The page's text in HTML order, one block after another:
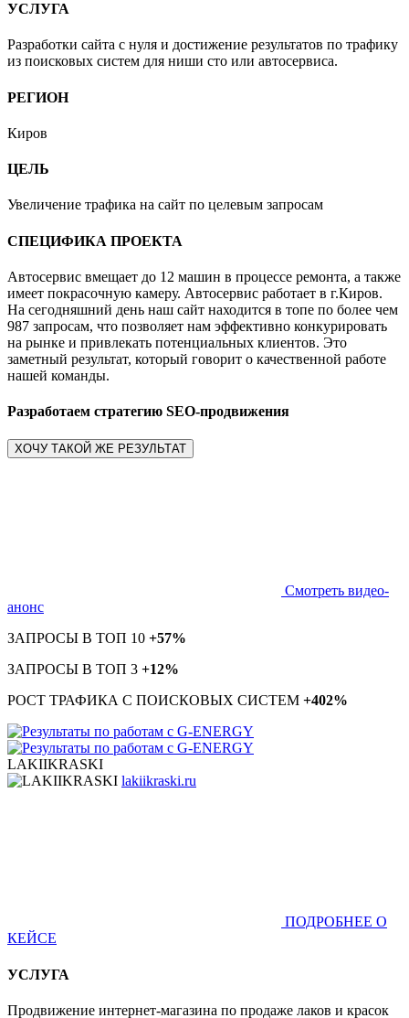
УСЛУГА
Разработки сайта с нуля и достижение результатов по трафику
из поисковых систем для ниши сто или автосервиса.
РЕГИОН
Киров
ЦЕЛЬ
Увеличение трафика на сайт по целевым запросам
СПЕЦИФИКА ПРОЕКТА
Автосервис вмещает до 12 машин в процессе ремонта, а также
имеет покрасочную камеру. Автосервис работает в г.Киров.
На сегодняшний день наш сайт находится в топе по более чем
987 запросам, что позволяет нам эффективно конкурировать
на рынке и привлекать потенциальных клиентов. Это
заметный результат, который говорит о качественной работе
нашей команды.
Разработаем стратегию SEO-продвижения
ХОЧУ ТАКОЙ ЖЕ РЕЗУЛЬТАТ
Смотреть видео-
анонс
ЗАПРОСЫ В ТОП 10 +57%
ЗАПРОСЫ В ТОП 3 +12%
РОСТ ТРАФИКА С ПОИСКОВЫХ СИСТЕМ +402%
LAKIIKRASKI
lakiikraski.ru
ПОДРОБНЕЕ О
КЕЙСЕ
УСЛУГА
Продвижение интернет-магазина по продаже лаков и красок